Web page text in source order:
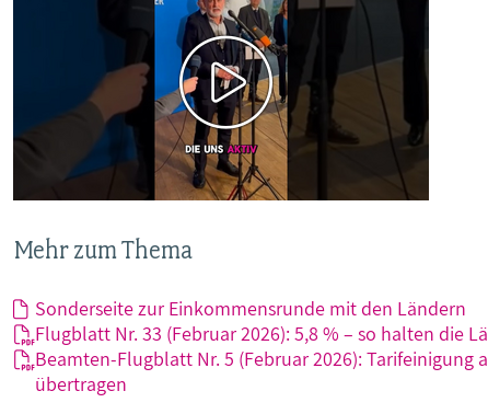
Mehr zum Thema
Sonderseite zur Einkommensrunde mit den Ländern
Flugblatt Nr. 33 (Februar 2026): 5,8 % – so halten die
Beamten-Flugblatt Nr. 5 (Februar 2026):
übertragen